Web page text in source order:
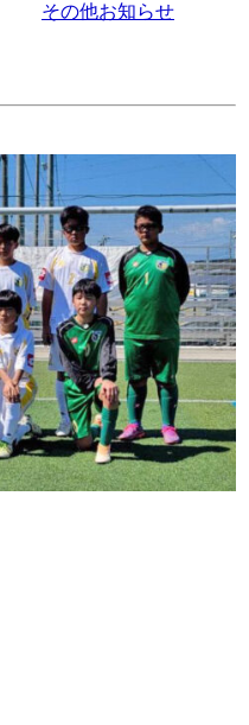
その他お知らせ